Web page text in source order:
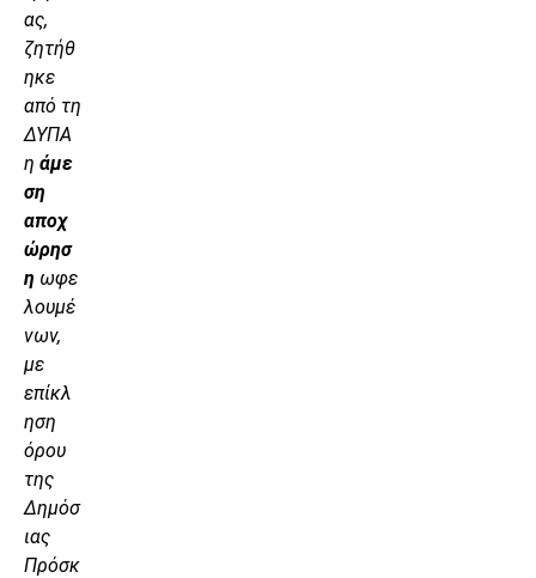
ας,
ζητήθ
ηκε
από τη
ΔΥΠΑ
η άμε
ση
αποχ
ώρησ
η ωφε
λουμέ
νων,
με
επίκλ
ηση
όρου
της
Δημόσ
ιας
Πρόσκ